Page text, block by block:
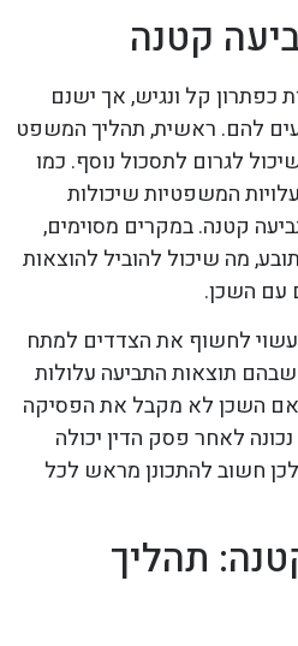
קטנה
כפתרון קל ונגיש, אך ישנם
להם. ראשית, תהליך המשפט
לגרום לתסכול נוסף. כמו
המשפטיות שיכולות
קטנה. במקרים מסוימים,
מה שיכול להוביל להוצאות
עם השכן.
לחשוף את הצדדים למתח
תוצאות התביעה עלולות
השכן לא מקבל את הפסיקה
לאחר פסק הדין יכולה
חשוב להתכונן מראש לכל
תהליך